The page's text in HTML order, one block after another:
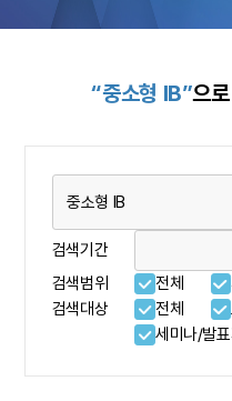
“중소형 IB”으
검색기간
검색범위 전체
검색대상
전체
세미나/발